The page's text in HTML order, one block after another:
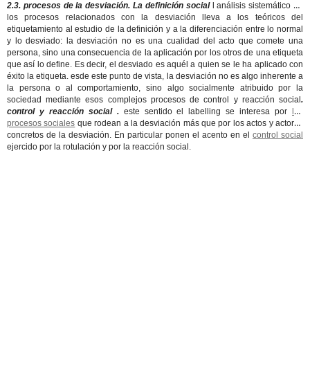
2.3. procesos de la desviación. La definición social
l análisis sistemático de
los procesos relacionados con la desviación lleva a los teóricos del
etiquetamiento al estudio de la definición y a la diferenciación entre lo normal
y lo desviado: la desviación no es una cualidad del acto que comete una
persona, sino una consecuencia de la aplicación por los otros de una etiqueta
que así lo define. Es decir, el desviado es aquél a quien se le ha aplicado con
éxito la etiqueta. esde este punto de vista, la desviación no es algo inherente a
la persona o al comportamiento, sino algo socialmente atribuido por la
sociedad mediante esos complejos procesos de control y reacción social .
control y reacción social .este sentido el labelling se interesa por
los
procesos sociales que rodean a la desviación más que por los actos y actores
concretos de la desviación. En particular ponen el acento en el control social
ejercido por la rotulación y por la reacción social.